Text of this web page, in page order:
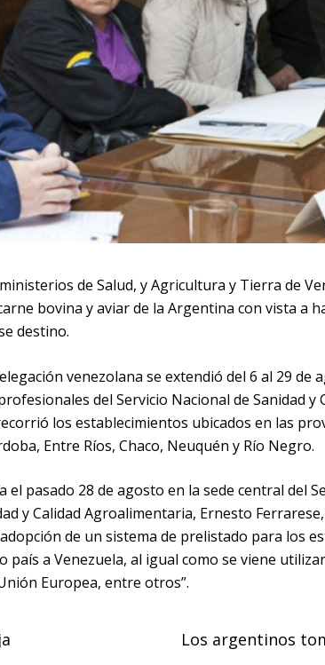
de Salud, y Agricultura y Tierra de
bovina y aviar de la Argentina con vista a
destino.
venezolana se extendió del 6 al 29 de
del Servicio Nacional de Sanidad y
los establecimientos ubicados en las
Entre Ríos, Chaco, Neuquén y Río Negro.
el pasado 28 de agosto en la sede central del
y Calidad Agroalimentaria, Ernesto
de un sistema de prelistado para los
país a Venezuela, al igual como se viene
Europea, entre otros”.
Los argentinos